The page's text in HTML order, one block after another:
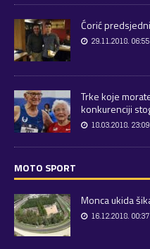
Ćorić
29.11.2018. 06:55
Trke koje
konkurenciji
18.03.2018. 23:09
MOTO SPORT
Monca ukida
16.12.2018. 00:37